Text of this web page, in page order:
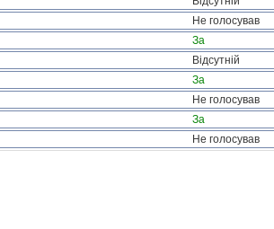
Не голосував
За
Відсутній
За
Не голосував
За
Не голосував